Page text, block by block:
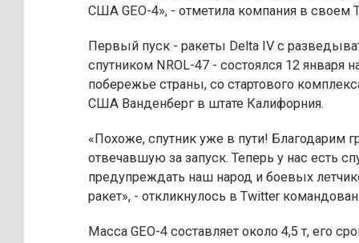
США GEO-4», - отметила компания в своем
Первый пуск - ракеты Delta IV с
спутником NROL-47 - состоялся 12 января
побережье страны, со стартового
США Ванденберг в штате Калифорния.
«Похоже, спутник уже в пути! Благодарим
отвечавшую за запуск. Теперь у нас есть
предупреждать наш народ и боевых
ракет», - откликнулось в Twitter
Масса GEO-4 составляет около 4,5 т, его